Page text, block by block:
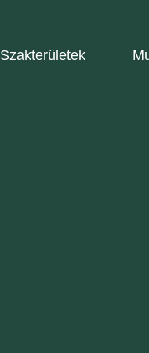
Szakterületek